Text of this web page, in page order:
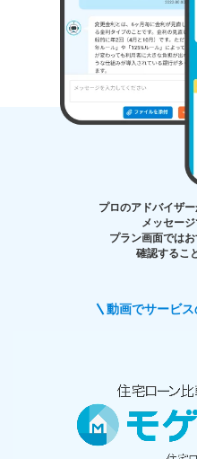
プロのアドバイザ
メッセー
プラン画面では
確認するこ
動画でサービ